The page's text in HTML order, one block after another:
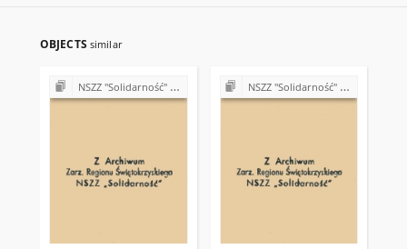
OBJECTS similar
NSZZ "Solidarność" w Wojewódzkim Przedsiębiorstwie Turystycznym "Łysogóry" w Kielcach NSZZ "Solidarność" w Wojewódzkim Przedsiębiorstwie Turystycznym "Łysogóry" w Kielcach